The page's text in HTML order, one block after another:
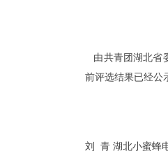
由共青团湖北省
前评选结果已经公
刘
青 湖北小蜜蜂